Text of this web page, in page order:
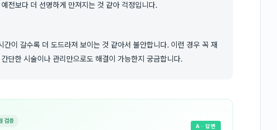
전보다 더 선명하게 만져지는 것 같아 걱정입니다.
간이 갈수록 더 도드라져 보이는 것 같아서 불안합니다. 이런 경우 꼭 재
단한 시술이나 관리만으로도 해결이 가능한지 궁금합니다.
검증
A · 답변